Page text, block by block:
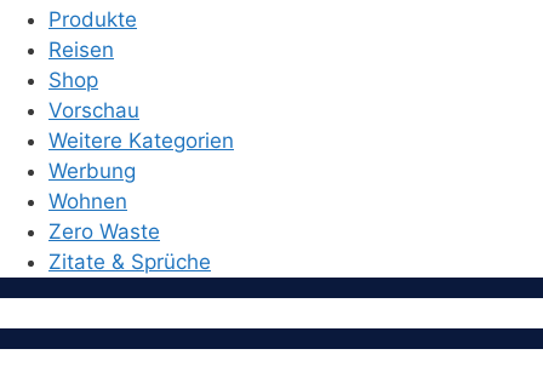
Produkte
Reisen
Shop
Vorschau
Weitere Kategorien
Werbung
Wohnen
Zero Waste
Zitate & Sprüche